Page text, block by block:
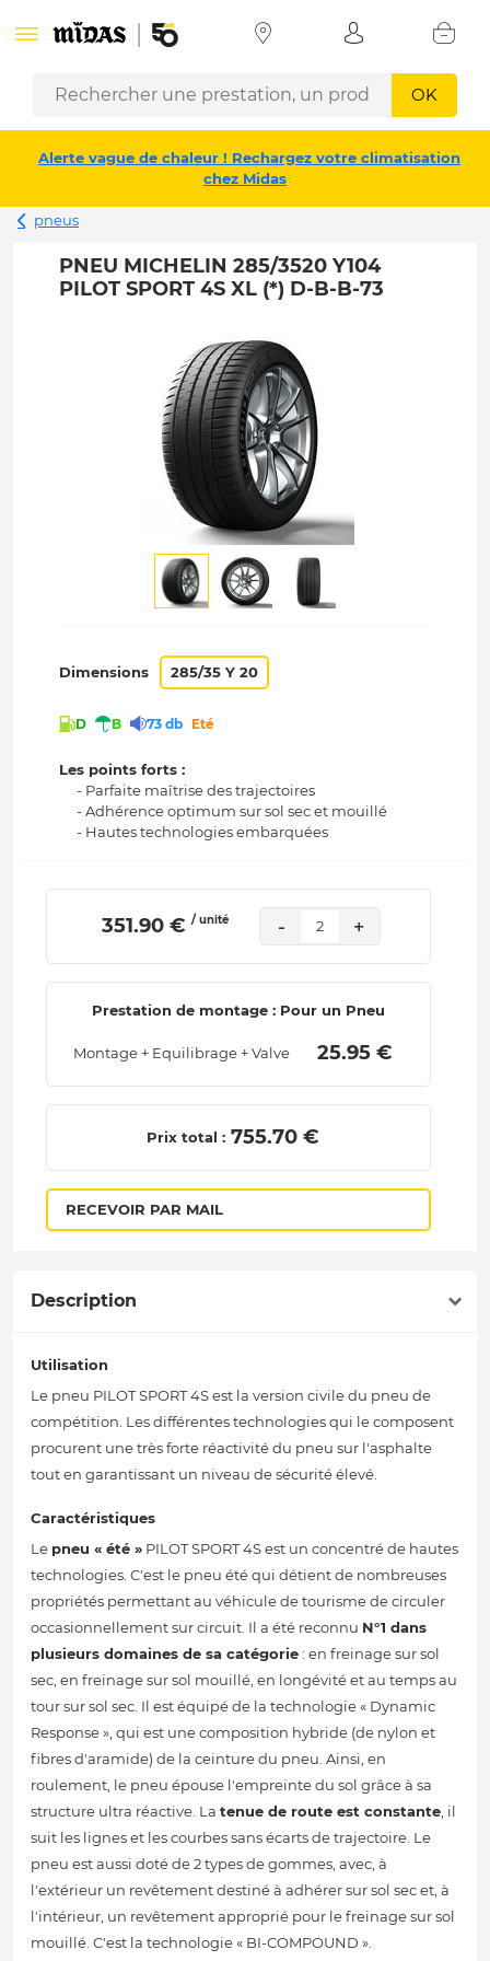
OK
Alerte vague de chaleur ! Rechargez votre climatisation
chez Midas
pneus
PNEU MICHELIN 285/3520 Y104
PILOT SPORT 4S XL (*) D-B-B-73
Dimensions 285/35 Y 20
D B 73 db Eté
Les points forts :
- Parfaite maîtrise des trajectoires
- Adhérence optimum sur sol sec et mouillé
- Hautes technologies embarquées
351.90 € / unité - 2 +
Prestation de montage : Pour un Pneu
Montage + Equilibrage + Valve 25.95 €
Prix total : 755.70 €
RECEVOIR PAR MAIL
Description
Utilisation
Le pneu PILOT SPORT 4S est la version civile du pneu de
compétition. Les différentes technologies qui le composent
procurent une très forte réactivité du pneu sur l'asphalte
tout en garantissant un niveau de sécurité élevé.
Caractéristiques
Le pneu « été » PILOT SPORT 4S est un concentré de hautes
technologies. C'est le pneu été qui détient de nombreuses
propriétés permettant au véhicule de tourisme de circuler
occasionnellement sur circuit. Il a été reconnu N°1 dans
plusieurs domaines de sa catégorie: en freinage sur sol
sec, en freinage sur sol mouillé, en longévité et au temps au
tour sur sol sec. Il est équipé de la technologie « Dynamic
Response », qui est une composition hybride (de nylon et
fibres d'aramide) de la ceinture du pneu. Ainsi, en
roulement, le pneu épouse l'empreinte du sol grâce à sa
structure ultra réactive. La tenue de route est constante, il
suit les lignes et les courbes sans écarts de trajectoire. Le
pneu est aussi doté de 2 types de gommes, avec, à
l'extérieur un revêtement destiné à adhérer sur sol sec et, à
l'intérieur, un revêtement approprié pour le freinage sur sol
mouillé. C'est la technologie « BI-COMPOUND ».